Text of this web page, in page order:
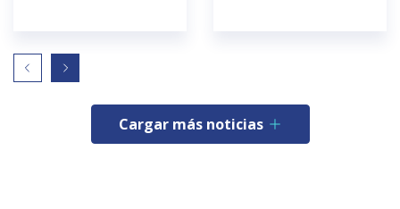
Cargar más noticias